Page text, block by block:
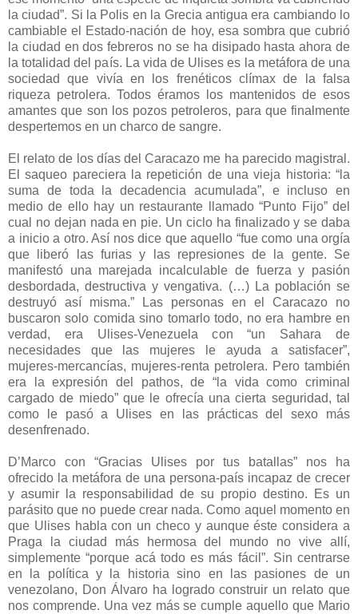
la ciudad”. Si la Polis en la Grecia antigua era cambiando lo
cambiable el Estado-nación de hoy, esa sombra que cubrió
la ciudad en dos febreros no se ha disipado hasta ahora de
la totalidad del país. La vida de Ulises es la metáfora de una
sociedad que vivía en los frenéticos clímax de la falsa
riqueza petrolera. Todos éramos los mantenidos de esos
amantes que son los pozos petroleros, para que finalmente
despertemos en un charco de sangre.
El relato de los días del Caracazo me ha parecido magistral.
El saqueo pareciera la repetición de una vieja historia: “la
suma de toda la decadencia acumulada”, e incluso en
medio de ello hay un restaurante llamado “Punto Fijo” del
cual no dejan nada en pie. Un ciclo ha finalizado y se daba
a inicio a otro. Así nos dice que aquello “fue como una orgía
que liberó las furias y las represiones de la gente. Se
manifestó una marejada incalculable de fuerza y pasión
desbordada, destructiva y vengativa. (…) La población se
destruyó así misma.” Las personas en el Caracazo no
buscaron solo comida sino tomarlo todo, no era hambre en
verdad, era Ulises-Venezuela con “un Sahara de
necesidades que las mujeres le ayuda a satisfacer”,
mujeres-mercancías, mujeres-renta petrolera. Pero también
era la expresión del pathos, de “la vida como criminal
cargado de miedo” que le ofrecía una cierta seguridad, tal
como le pasó a Ulises en las prácticas del sexo más
desenfrenado.
D’Marco con “Gracias Ulises por tus batallas” nos ha
ofrecido la metáfora de una persona-país incapaz de crecer
y asumir la responsabilidad de su propio destino. Es un
parásito que no puede crear nada. Como aquel momento en
que Ulises habla con un checo y aunque éste considera a
Praga la ciudad más hermosa del mundo no vive allí,
simplemente “porque acá todo es más fácil”. Sin centrarse
en la política y la historia sino en las pasiones de un
venezolano, Don Álvaro ha logrado construir un relato que
nos comprende. Una vez más se cumple aquello que Mario